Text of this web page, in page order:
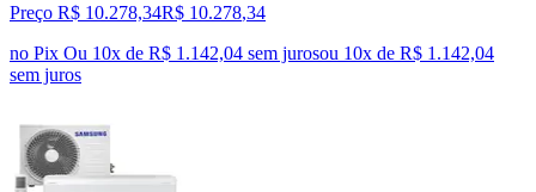
Preço R$ 10.278,34R$ 10.278,34
no Pix Ou 10x de R$ 1.142,04 sem jurosou 10x de R$ 1.142,04
sem juros